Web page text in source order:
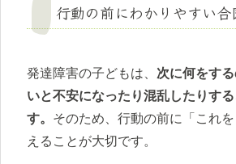
行動の前にわかりやすい合
発達障害の子どもは、 次に何をす
いと不安になったり混乱したりす
す。 そのため、行動の前に「これ
えることが大切です。